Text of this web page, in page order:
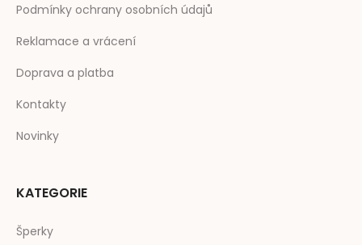
Podmínky ochrany osobních údajů
Reklamace a vrácení
Doprava a platba
Kontakty
Novinky
KATEGORIE
Šperky